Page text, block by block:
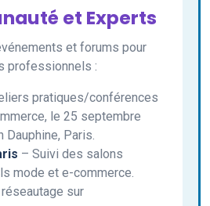
et Experts
et forums pour
professionnels :
pratiques/conférences
le 25 septembre
Paris.
– Suivi des salons
mode et e-commerce.
sur